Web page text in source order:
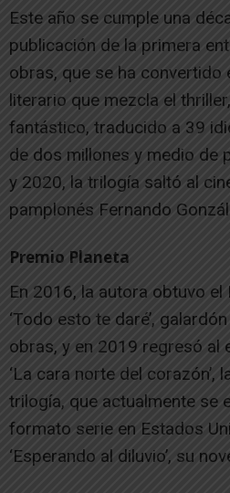
Este año se cumple una
publicación de la primera
obras, que se ha convertido
literario que mezcla el
fantástico, traducido a 39
de dos millones y medio de
y 2020, la trilogía saltó al
pamplonés Fernando
Premio Planeta
En 2016, la autora obtuvo
‘Todo esto te daré’,
obras, y en 2019 regresó al
‘La cara norte del corazón’,
trilogía, que actualmente se
formato serie en Estados
‘Esperando al diluvio’, su